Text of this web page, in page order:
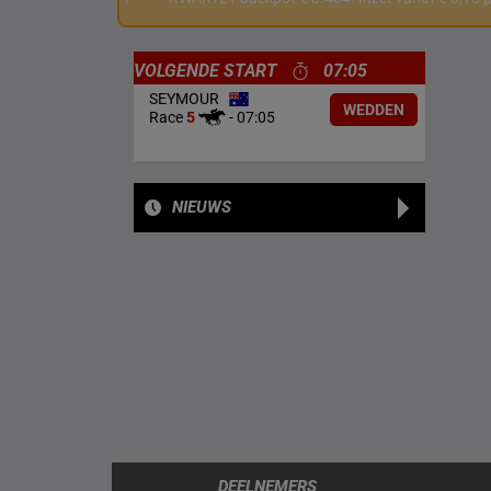
VOLGENDE START 07:05
SEYMOUR
Race5 -07:05 WEDDEN
NIEUWS
DEELNEMERS